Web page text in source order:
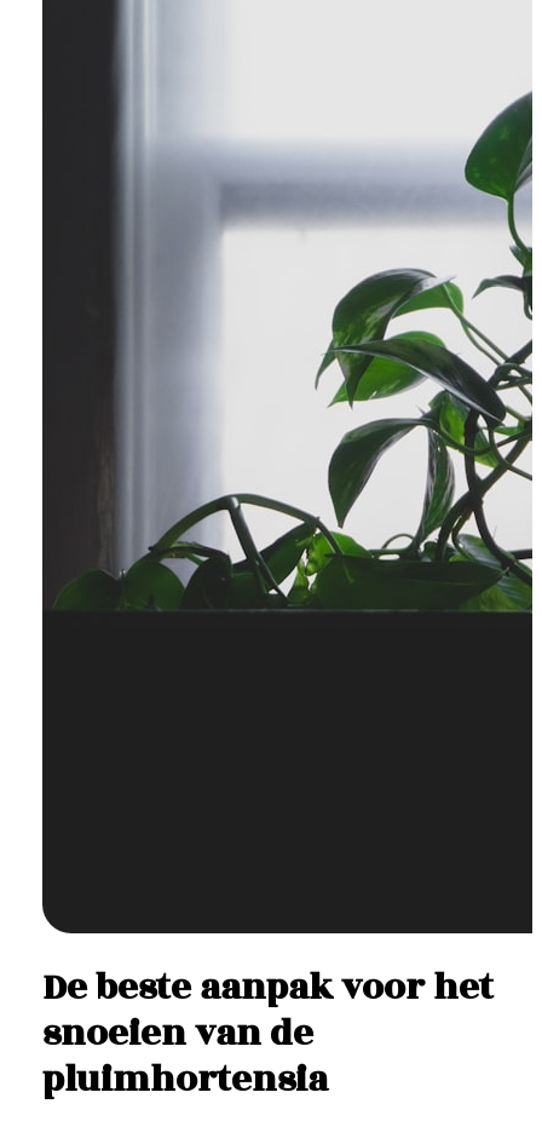
De beste aanpak voor het
snoeien van de
pluimhortensia